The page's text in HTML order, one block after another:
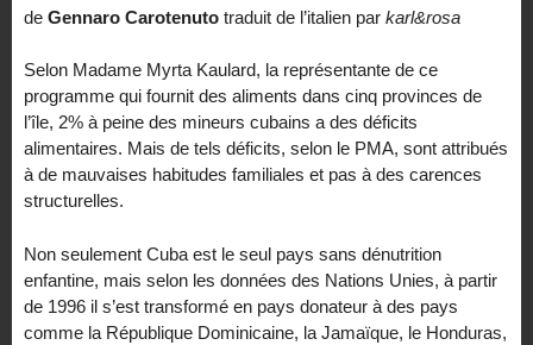
de Gennaro Carotenuto traduit de l’italien par karl&rosa
Selon Madame Myrta Kaulard, la représentante de ce
programme qui fournit des aliments dans cinq provinces de
l’île, 2% à peine des mineurs cubains a des déficits
alimentaires. Mais de tels déficits, selon le PMA, sont attribués
à de mauvaises habitudes familiales et pas à des carences
structurelles.
Non seulement Cuba est le seul pays sans dénutrition
enfantine, mais selon les données des Nations Unies, à partir
de 1996 il s’est transformé en pays donateur à des pays
comme la République Dominicaine, la Jamaïque, le Honduras,